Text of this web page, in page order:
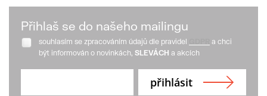
Přihlaš se do našeho mailingu
souhlasím se zpracováním údajů dle pravidel
a chci
být informován o novinkách, SLEVÁCH a akcích